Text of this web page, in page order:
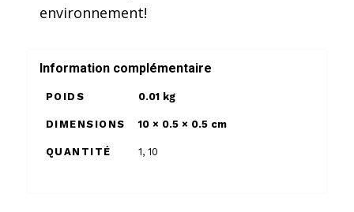
environnement!
Information complémentaire
POIDS 0.01 kg
DIMENSIONS 10 × 0.5 × 0.5 cm
QUANTITÉ 1, 10